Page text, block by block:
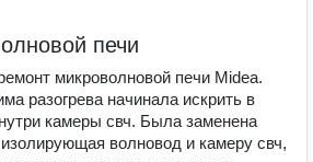
печи
микроволновой печи Midea.
разогрева начинала искрить в
камеры свч. Была заменена
волновод и камеру свч,